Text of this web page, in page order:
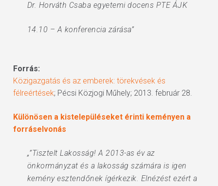
Dr. Horváth Csaba egyetemi docens PTE ÁJK
14.10 – A konferencia zárása”
Forrás:
Közigazgatás és az emberek: törekvések és
félreértések; Pécsi Közjogi Műhely; 2013. február 28.
Különösen a kistelepüléseket érinti keményen a
forráselvonás
„”Tisztelt Lakosság! A 2013-as év az
önkormányzat és a lakosság számára is igen
kemény esztendőnek ígérkezik. Elnézést ezért a